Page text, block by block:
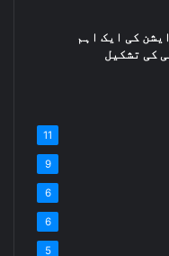
کی ایک اہم
کی تشکیل
11
9
6
6
5